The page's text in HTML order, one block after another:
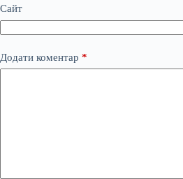
Сайт
Додати коментар *